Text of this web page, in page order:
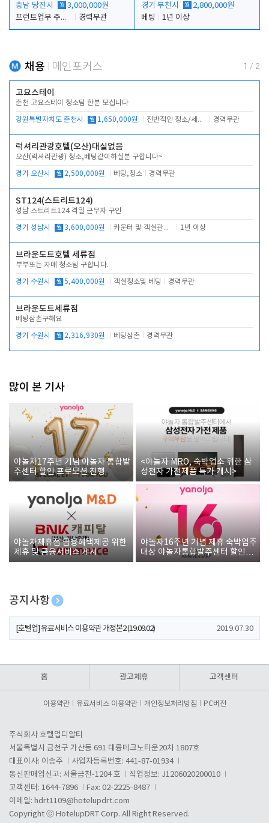
충남 당진시 월 3,000,000원
프런트업무 주간, 야간
경력무관
경기 부천시 월 2,800,000원
베팅
1년 이상
채용 메인포커스 1 / 2
고요스테이
춘천 고요스테이 청소팀 한분 모십니다
강원특별자치도 춘천시 월 1,650,000원 전반적인 청소/세탁업무 경력무관
럭셔리관광호텔(오산)대실없음
오산(럭셔리관광) 청소,베팅같이하실분 구합니다~
경기 오산시 월 2,500,000원 베팅,청소 경력무관
ST124(스트리트124)
성남 스트리트124 격일 근무자 구인
경기 성남시 월 3,600,000원 카운터 및 객실관리 전반 1년 이상
브라운도트호텔 세류점
부부또는 자매 청소팀 구합니다.
경기 수원시 월 5,400,000원 객실청소및 베팅 경력무관
브라운도트세류점
베팅삼촌구해요
경기 수원시 월 2,316,930원 베팅삼촌 경력무관
많이 본 기사
야놀자17주년 기념 야놀자 통합발
주센터 할인 프로모션 진행
<야놀자 MRO, 숙박업소 위한 삼
성전자 가전제품 특가 개시>
야놀자제휴점 금융혜택제공 위한
제휴 및 금융서비스 게시
야놀자16주년 기념 제휴 숙박업주
대상 야놀자통합발주센터 할인쿠
폰 증정
공지사항
[호텔업] 개인정보 처리방침 개정본1 (19.09.02)
[호텔업] 유료서비스 이용약관 개정본2 (19.09.02) 2019.07.30
홈 광고제휴 고객센터
이용약관 유료서비스 이용약관 개인정보처리방침 PC버전
주식회사 호텔업디알티
서울특별시 금천구 가산동 691 대륭테크노타운20차 1807호
대표이사: 이송주
사업자등록번호: 441-87-01934
통신판매업신고: 서울금천-1204 호
직업정보: J1206020200010
고객센터: 1644-7896
Fax: 02-2225-8487
이메일: hdrt1109@hotelupdrt.com
Copyright ⓒ HotelupDRT Corp. All Right Reserved.